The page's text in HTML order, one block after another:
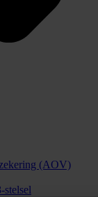
(AOV)
stelsel